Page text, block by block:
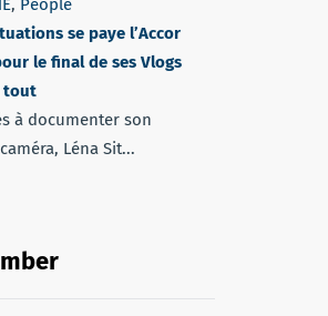
, People
se paye l’Accor
le final de ses Vlogs
tout
à documenter son
Léna Sit...